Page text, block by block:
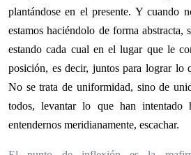
plantándose en el presente. Y cuando
estamos haciéndolo de forma abstracta,
estando cada cual en el lugar que le
posición, es decir, juntos para lograr lo
No se trata de uniformidad, sino de
todos, levantar lo que han
entendernos meridianamente, escachar.